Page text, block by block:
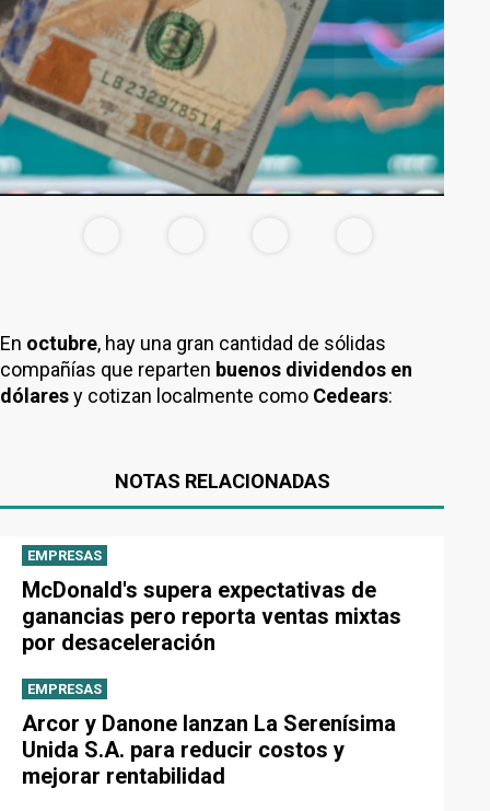
En octubre, hay una gran cantidad de sólidas
compañías que reparten buenos dividendos en
dólaresy cotizan localmente como Cedears:
NOTAS RELACIONADAS
EMPRESAS
McDonald's supera expectativas de
ganancias pero reporta ventas mixtas
por desaceleración
EMPRESAS
Arcor y Danone lanzan La Serenísima
Unida S.A. para reducir costos y
mejorar rentabilidad